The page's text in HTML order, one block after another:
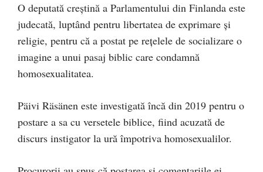
O deputată creștină a Parlamentului din Finlanda este
judecată, luptând pentru libertatea de exprimare și
religie, pentru că a postat pe rețelele de socializare o
imagine a unui pasaj biblic care condamnă
homosexualitatea.
Päivi Räsänen este investigată încă din 2019 pentru o
postare a sa cu versetele biblice, fiind acuzată de
discurs instigator la ură împotriva homosexualilor.